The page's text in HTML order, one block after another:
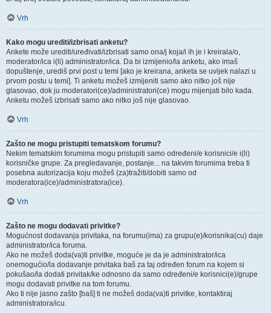
Vrh
Kako mogu urediti/izbrisati anketu?
Ankete može urediti/uređivati/izbrisati samo ona/j koja/i ih je i kreirala/o,
moderator/ica i(li) administrator/ica. Da bi izmijenio/la anketu, ako imaš
dopuštenje, urediš prvi post u temi [ako je kreirana, anketa se uvijek nalazi u
prvom postu u temi]. Ti anketu možeš izmijeniti samo ako nitko još nije
glasovao, dok ju moderatori(ce)/administratori(ce) mogu mijenjati bilo kada.
Anketu možeš izbrisati samo ako nitko još nije glasovao.
Vrh
Zašto ne mogu pristupiti tematskom forumu?
Nekim tematskim forumima mogu pristupiti samo određeni/e korisnici/e i(li)
korisničke grupe. Za pregledavanje, postanje... na takvim forumima treba ti
posebna autorizacija koju možeš (za)tražiti/dobiti samo od
moderatora(ice)/administratora(ice).
Vrh
Zašto ne mogu dodavati privitke?
Mogućnost dodavanja privitaka, na forumu(ima) za grupu(e)/korisnika(cu) daje
administrator/ica foruma.
Ako ne možeš doda(va)ti privitke, moguće je da je administrator/ica
onemogućio/la dodavanje privitaka baš za taj određen forum na kojem si
pokušao/la dodati privitak/ke odnosno da samo određeni/e korisnici(e)/grupe
mogu dodavati privitke na tom forumu.
Ako ti nije jasno zašto [baš] ti ne možeš doda(va)ti privitke, kontaktiraj
administratora/icu.